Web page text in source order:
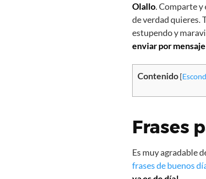
Olallo. Comparte
de verdad quieres.
estupendo y
enviar por
Contenido [
Frases
Es muy agradable
frases de buenos